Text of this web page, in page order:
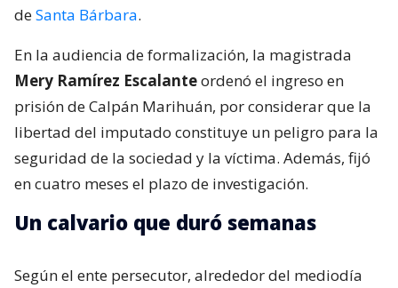
deSanta Bárbara.
En la audiencia de formalización, la magistrada
Mery Ramírez Escalanteordenó el ingreso en
prisión de Calpán Marihuán, por considerar que la
libertad del imputado constituye un peligro para la
seguridad de la sociedad y la víctima. Además, fijó
en cuatro meses el plazo de investigación.
Un calvario que duró semanas
Según el ente persecutor, alrededor del mediodía